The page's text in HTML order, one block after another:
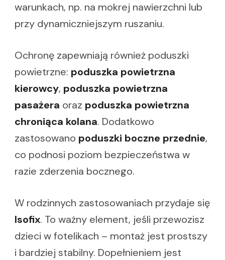
warunkach, np. na mokrej nawierzchni lub
przy dynamiczniejszym ruszaniu.
Ochronę zapewniają również poduszki
powietrzne: poduszka powietrzna
kierowcy, poduszka powietrzna
pasażera oraz poduszka powietrzna
chroniąca kolana. Dodatkowo
zastosowano poduszki boczne przednie,
co podnosi poziom bezpieczeństwa w
razie zderzenia bocznego.
W rodzinnych zastosowaniach przydaje się
Isofix. To ważny element, jeśli przewozisz
dzieci w fotelikach – montaż jest prostszy
i bardziej stabilny. Dopełnieniem jest